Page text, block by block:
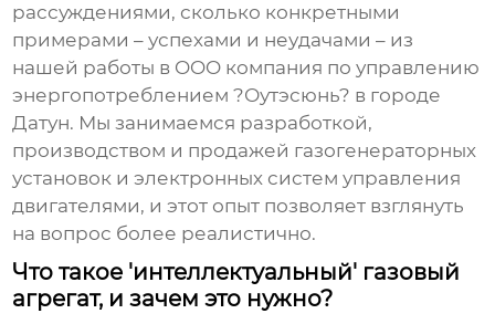
рассуждениями, сколько конкретными
примерами – успехами и неудачами – из
нашей работы в OOO компания по управлению
энергопотреблением ?Оутэсюнь? в городе
Датун. Мы занимаемся разработкой,
производством и продажей газогенераторных
установок и электронных систем управления
двигателями, и этот опыт позволяет взглянуть
на вопрос более реалистично.
Что такое 'интеллектуальный' газовый
агрегат, и зачем это нужно?